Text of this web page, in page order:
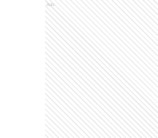
Ads